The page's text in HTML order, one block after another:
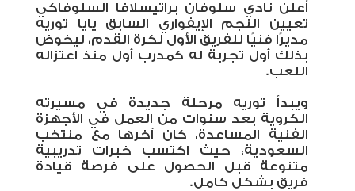
أعلن نادي سلوفان براتيسلافا السلوفاكي
تعيين النجم الإيفواري السابق يايا توريه
مديرًا فنيًا للفريق الأول لكرة القدم، ليخوض
بذلك أول تجربة له كمدرب أول منذ اعتزاله
اللعب.
ويبدأ توريه مرحلة جديدة في مسيرته
الكروية بعد سنوات من العمل في الأجهزة
الفنية المساعدة، كان آخرها مع منتخب
السعودية، حيث اكتسب خبرات تدريبية
متنوعة قبل الحصول على فرصة قيادة
فريق بشكل كامل.